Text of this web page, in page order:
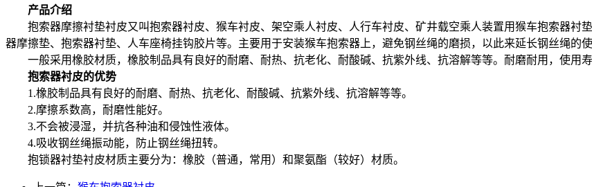
产品介绍
抱索器摩擦衬垫衬皮又叫抱索器衬皮、猴车衬皮、架空乘人衬皮、人行车衬皮、矿井载空乘人装置用猴车抱索器衬
器摩擦垫、抱索器衬垫、人车座椅挂钩胶片等。主要用于安装猴车抱索器上，避免钢丝绳的磨损，以此来延长钢丝绳的
一般采用橡胶材质，橡胶制品具有良好的耐磨、耐热、抗老化、耐酸碱、抗紫外线、抗溶解等等。耐磨耐用，使用寿
抱索器衬皮的优势
1.橡胶制品具有良好的耐磨、耐热、抗老化、耐酸碱、抗紫外线、抗溶解等等。
2.摩擦系数高，耐磨性能好。
3.不会被浸湿，并抗各种油和侵蚀性液体。
4.吸收钢丝绳振动能，防止钢丝绳扭转。
抱锁器衬垫衬皮材质主要分为：橡胶（普通，常用）和聚氨酯（较好）材质。